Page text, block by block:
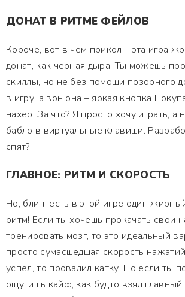
ДОНАТ В РИТМЕ ФЕЙЛОВ
Короче, вот в чем прикол - эта игра
донат, как черная дыра! Ты можешь
скиллы, но не без помощи позорного
в игру, а вон она – яркая кнопка
нахер! За что? Я просто хочу играть, а
бабло в виртуальные клавиши.
спят?!
ГЛАВНОЕ: РИТМ И СКОРОСТЬ
Но, блин, есть в этой игре один
ритм! Если ты хочешь прокачать свои
тренировать мозг, то это идеальный
просто сумасшедшая скорость
успел, то провалил катку! Но если ты
ощутишь кайф, как будто взял главный